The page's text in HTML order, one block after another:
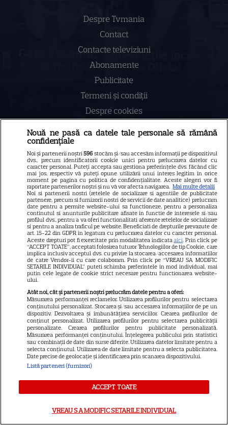
Despre Tvmania
Contact
Contacte televiziuni
Abonamente
Publicitate
Termeni și condiții
Despre cookies
NUMĂRUL CURENT
ABONEAZA-TE LA REVISTĂ
Libertatea
GSP
Știri mondene
Avantaje
Elle
Unica
URMĂREȘTE-NE PE
Nouă ne pasă ca datele tale personale să rămână
confidențiale
Noi și partenerii noștri596 stocăm și/sau accesăm informații pe dispozitivul
dvs., precum identificatorii cookie unici pentru prelucrarea datelor cu
caracter personal. Puteți accepta sau gestiona preferințele dvs. făcând clic
mai jos, respectiv vă puteți opune utilizării unui interes legitim în orice
moment pe pagina cu politica de confidențialitate. Aceste alegeri vor fi
raportate partenerilor noștri și nu vă vor afecta navigarea. Mai multe detalii
Noi si partenerii nostri (retelele de socializare si agentiile de publicitate
partenere, precum si furnizorii nostri de servicii de date analitice) prelucram
date pentru a permite website-ului sa functioneze, pentru a personaliza
continutul si anunturile publicitare afisate in functie de interesele si/sau
profilul dvs., pentru a va oferi functionalitati aferente retelelor de socializare
si pentru a analiza traficul pe website. Beneficiati de drepturile prevazute de
art. 15-22 din GDPR in legatura cu prelucrarea datelor cu caracter personal.
Aceste drepturi pot fi exercitate prin modalitatea indicataaici. Prin click pe
“ACCEPT TOATE”, acceptati folosirea tuturor Tehnologiilor de tip Cookie, care
implica inclusiv acceptul dvs. cu privire la stocarea/accesarea informatiilor
de catre Vendor-ii cu care colaboram. Prin click pe “VREAU SA MODIFIC
SETARILE INDIVIDUAL” puteti schimba preferintele in mod individual, mai
putin cele legate de cookie strict necesare pentru functionarea website-
ului.
Atât noi, cât și partenerii noștri prelucrăm datele pentru a oferi:
Măsurarea performanței reclamelor. Utilizarea profilurilor pentru selectarea
conținutului personalizat. Stocarea și/sau accesarea informațiilor de pe un
dispozitiv. Dezvoltarea și îmbunătățirea serviciilor. Crearea profilurilor de
conținut personalizat. Utilizarea profilurilor pentru selectarea publicității
personalizate. Crearea profilurilor pentru publicitate personalizată.
Măsurarea performanței conținutului. Înțelegerea publicului prin statistici
sau combinații de date din surse diferite. Utilizarea datelor limitate pentru a
selecta conținutul. Utilizarea de date limitate pentru a selecta publicitatea.
Date precise de geolocație și identificarea prin scanarea dispozitivului.
Listă parteneri (furnizori)
ACCEPT TOATE
VREAU SA MODIFIC SETARILE INDIVIDUAL